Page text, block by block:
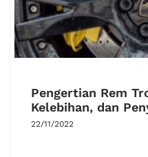
Pengertian Rem
Kelebihan, dan
22/11/2022